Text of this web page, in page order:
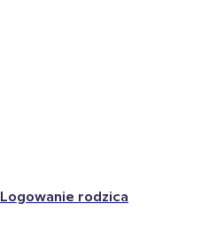
Logowanie rodzica